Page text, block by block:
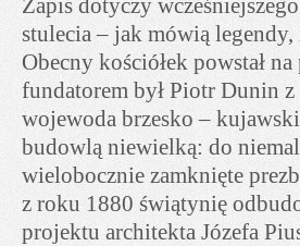
Zapis dotyczy
stulecia – jak mówią
Obecny kościółek powstał
fundatorem był Piotr Dunin
wojewoda brzesko –
budowlą niewielką: do
wielobocznie zamknięte
z roku 1880 świątynię
projektu architekta Józefa